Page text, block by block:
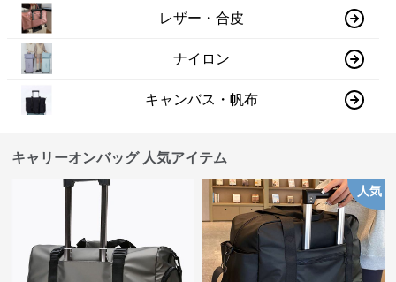
レザー・合皮
ナイロン
キャンバス・帆布
キャリーオンバッグ 人気アイテム
人気